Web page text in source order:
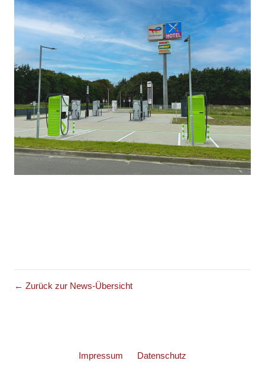
← Zurück zur News-Übersicht
Impressum Datenschutz